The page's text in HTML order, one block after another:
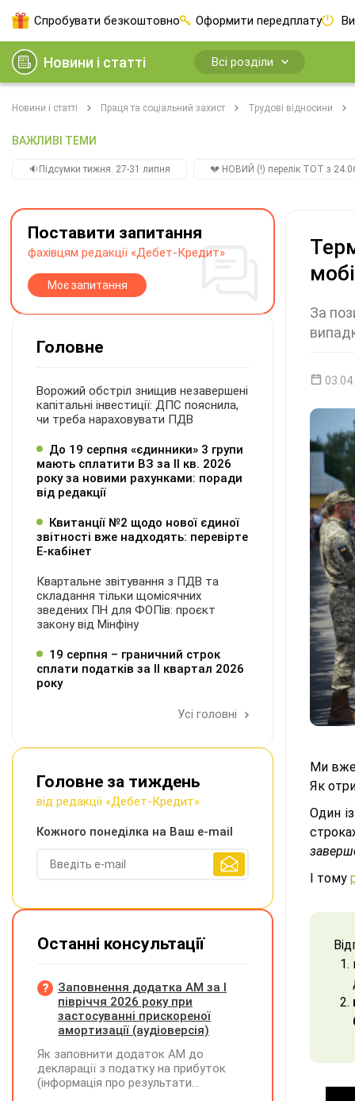
Спробувати безкоштовно Оформити передплату
Новини і статті Всі розділи
Новини і статті Праця та соціальний захист Трудові відносини
ВАЖЛИВІ ТЕМИ
🔉Підсумки тижня. 27-31 липня 💔 НОВИЙ (!) перелік ТОТ з
За
Ми
Як
Один
І тому
Поставити запитання
фахівцям редакції «Дебет-Кредит»
Моє запитання
Головне
Ворожий обстріл знищив незавершені
капітальні інвестиції: ДПС пояснила,
чи треба нараховувати ПДВ
До 19 серпня «єдинники» 3 групи
мають сплатити ВЗ за ІІ кв. 2026
року за новими рахунками: поради
від редакції
Квитанції №2 щодо нової єдиної
звітності вже надходять: перевірте
Е-кабінет
Квартальне звітування з ПДВ та
складання тільки щомісячних
зведених ПН для ФОПів: проєкт
закону від Мінфіну
19 серпня – граничний строк
сплати податків за ІI квартал 2026
року
Усі головні
Головне за тиждень
від редакції «Дебет-Кредит»
Кожного понеділка на Ваш e-mail
Останні консультації
Заповнення додатка АМ за І
півріччя 2026 року при
застосуванні прискореної
амортизації (аудіоверсія)
Як заповнити додаток АМ до
декларації з податку на прибуток
(інформація про результати